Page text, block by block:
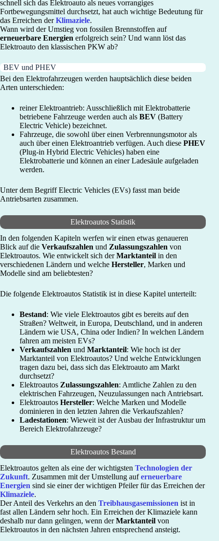
schnell sich das Elektroauto als neues vorrangiges
Fortbewegungsmittel durchsetzt, hat auch wichtige Bedeutung für
das Erreichen derKlimaziele.
Wann wird der Umstieg von fossilen Brennstoffen auf
erneuerbare Energien erfolgreich sein? Und wann löst das
Elektroauto den klassischen PKW ab?
BEV und PHEV
Bei den Elektrofahrzeugen werden hauptsächlich diese beiden
Arten unterschieden:
reiner Elektroantrieb: Ausschließlich mit Elektrobatterie
betriebene Fahrzeuge werden auch als BEV (Battery
Electric Vehicle) bezeichnet.
Fahrzeuge, die sowohl über einen Verbrennungsmotor als
auch über einen Elektroantrieb verfügen. Auch diese PHEV
(Plug-in Hybrid Electric Vehicles) haben eine
Elektrobatterie und können an einer Ladesäule aufgeladen
werden.
Unter dem Begriff Electric Vehicles (EVs) fasst man beide
Antriebsarten zusammen.
Elektroautos Statistik
In den folgenden Kapiteln werfen wir einen etwas genaueren
Blick auf die Verkaufszahlen und Zulassungszahlen von
Elektroautos. Wie entwickelt sich derMarktanteil in den
verschiedenen Ländern und welche Hersteller, Marken und
Modelle sind am beliebtesten?
Die folgende Elektroautos Statistik ist in diese Kapitel unterteilt:
Bestand: Wie viele Elektroautos gibt es bereits auf den
Straßen? Weltweit, in Europa, Deutschland, und in anderen
Ländern wie USA, China oder Indien? In welchen Ländern
fahren am meisten EVs?
Verkaufszahlen und Marktanteil: Wie hoch ist der
Marktanteil von Elektroautos? Und welche Entwicklungen
tragen dazu bei, dass sich das Elektroauto am Markt
durchsetzt?
Elektroautos Zulassungszahlen: Amtliche Zahlen zu den
elektrischen Fahrzeugen, Neuzulassungen nach Antriebsart.
Elektroautos Hersteller: Welche Marken und Modelle
dominieren in den letzten Jahren die Verkaufszahlen?
Ladestationen: Wieweit ist der Ausbau der Infrastruktur um
Bereich Elektrofahrzeuge?
Elektroautos Bestand
Elektroautos gelten als eine der wichtigsten Technologien der
Zukunft. Zusammen mit der Umstellung auferneuerbare
Energien sind sie einer der wichtigen Pfeiler für das Erreichen der
Klimaziele.
Der Anteil des Verkehrs an den Treibhausgasemissionen ist in
fast allen Ländern sehr hoch. Ein Erreichen der Klimaziele kann
deshalb nur dann gelingen, wenn derMarktanteil von
Elektroautos in den nächsten Jahren entsprechend ansteigt.